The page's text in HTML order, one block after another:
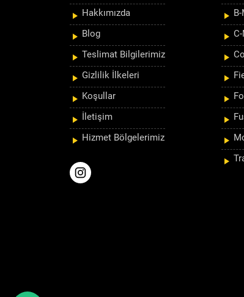
Hakkımızda
Blog
Teslimat Bilgilerimiz
Gizlilik İlkeleri
Koşullar
İletişim
Hizmet Bölgelerimiz